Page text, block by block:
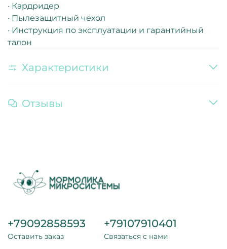
· Кардридер
· Пылезащитный чехол
· Инструкция по эксплуатации и гарантийный
талон
Характеристики
Отзывы
+79092858593
Оставить заказ
+79107910401
Связаться с нами